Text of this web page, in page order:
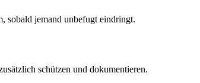
sobald jemand unbefugt eindringt.
schützen und dokumentieren.